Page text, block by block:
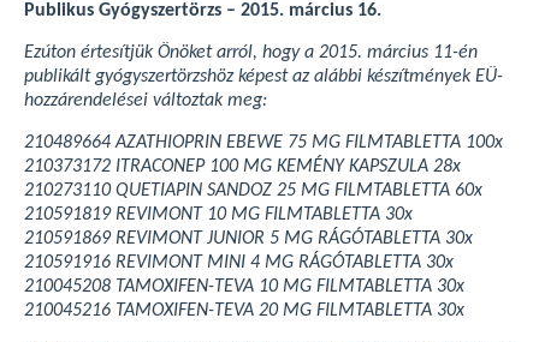
Publikus Gyógyszertörzs – 2015. március 16.
Ezúton értesítjük Önöket arról, hogy a 2015. március 11-én
publikált gyógyszertörzshöz képest az alábbi készítmények EÜ-
hozzárendelései változtak meg:
210489664 AZATHIOPRIN EBEWE 75 MG FILMTABLETTA 100x
210373172 ITRACONEP 100 MG KEMÉNY KAPSZULA 28x
210273110 QUETIAPIN SANDOZ 25 MG FILMTABLETTA 60x
210591819 REVIMONT 10 MG FILMTABLETTA 30x
210591869 REVIMONT JUNIOR 5 MG RÁGÓTABLETTA 30x
210591916 REVIMONT MINI 4 MG RÁGÓTABLETTA 30x
210045208 TAMOXIFEN-TEVA 10 MG FILMTABLETTA 30x
210045216 TAMOXIFEN-TEVA 20 MG FILMTABLETTA 30x